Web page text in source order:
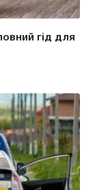
гід для